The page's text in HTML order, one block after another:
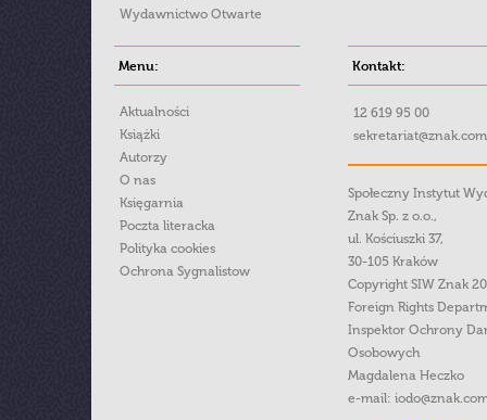
Wydawnictwo Otwarte
Menu:
Aktualności
Książki
Autorzy
O nas
Księgarnia
Poczta literacka
Polityka cookies
Ochrona Sygnalistow
Kontakt:
12 619 95 00
Społeczny Instytut
Znak Sp. z o.o.,
ul. Kościuszki 37,
30-105 Kraków
Copyright SIW Znak
Foreign Rights
Inspektor Ochrony
Osobowych
Magdalena Heczko
e-mail: